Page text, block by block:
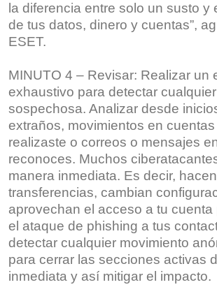
la diferencia entre solo un susto y
de tus datos, dinero y cuentas”,
ESET.
MINUTO 4 – Revisar: Realizar un
exhaustivo para detectar
sospechosa. Analizar desde
extraños, movimientos en
realizaste o correos o mensajes
reconoces. Muchos
manera inmediata. Es decir, hacen
transferencias, cambian
aprovechan el acceso a tu cuenta
el ataque de phishing a tus
detectar cualquier movimiento
para cerrar las secciones activas
inmediata y así mitigar el impacto.